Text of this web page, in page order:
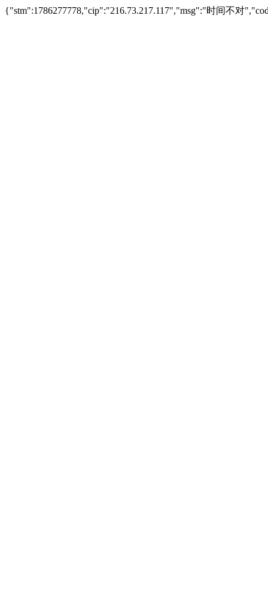
{"stm":1786277778,"cip":"216.73.217.117","msg":"时间不对